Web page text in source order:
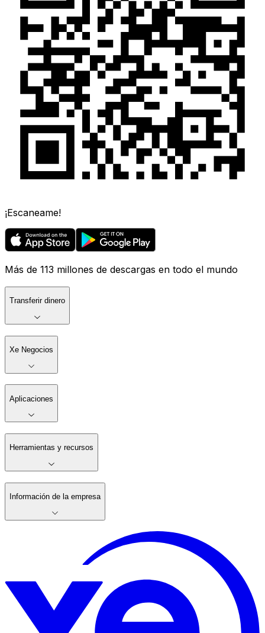
¡Escaneame!
Más de 113 millones de descargas en todo el mundo
Transferir dinero
Xe Negocios
Aplicaciones
Herramientas y recursos
Información de la empresa